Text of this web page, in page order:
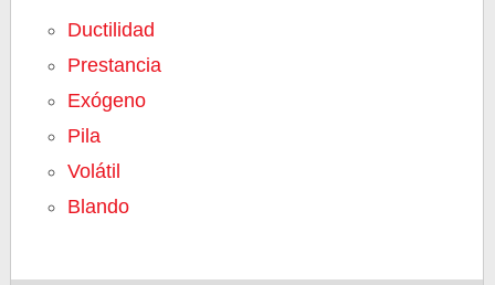
Ductilidad
Prestancia
Exógeno
Pila
Volátil
Blando